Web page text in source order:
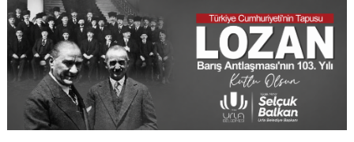
Künye
Ankara
TBMM